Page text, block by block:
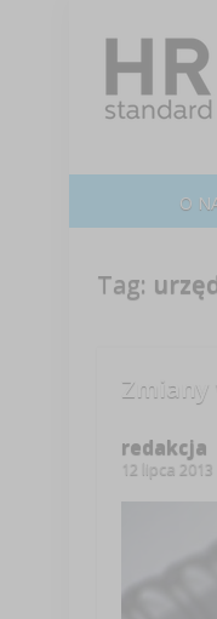
O
Tag:
Zmiany
redakcja
12 lipca 2013